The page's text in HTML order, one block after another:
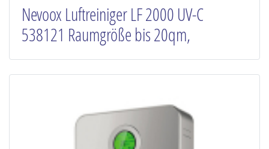
Nevoox Luftreiniger LF 2000 UV-C
538121 Raumgröße bis 20qm,